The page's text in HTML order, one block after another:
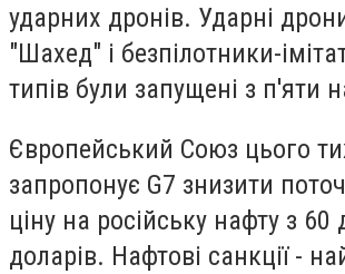
ударних дронів. Ударні
"Шахед" і безпілотники-
типів були запущені з п'яти
Європейський Союз цього
запропонує G7 знизити
ціну на російську нафту з 60
доларів. Нафтові санкції -